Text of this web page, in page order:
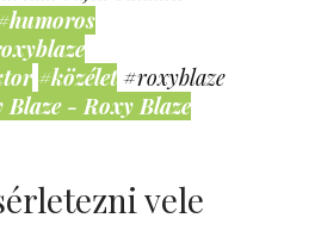
#közélet #roxyblaze
- Roxy Blaze
vele